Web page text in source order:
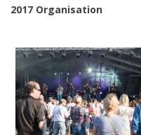
2017 Organisation